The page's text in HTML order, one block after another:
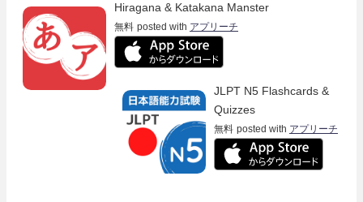
Hiragana & Katakana Manster
無料 posted with アプリーチ
JLPT N5 Flashcards &
Quizzes
無料 posted with アプリーチ